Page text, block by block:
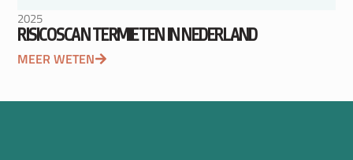
2025
RISICOSCAN TERMIETEN IN NEDERLAND
MEER WETEN